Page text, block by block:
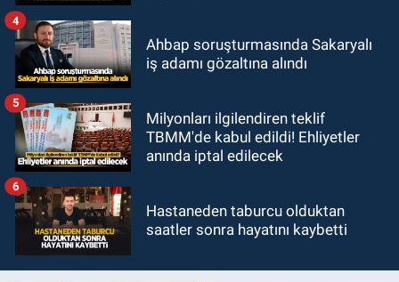
Ahbap soruşturmasında Sakaryalı
iş adamı gözaltına alındı
4
Milyonları ilgilendiren teklif
TBMM'de kabul edildi! Ehliyetler
anında iptal edilecek
5
Hastaneden taburcu olduktan
saatler sonra hayatını kaybetti
6